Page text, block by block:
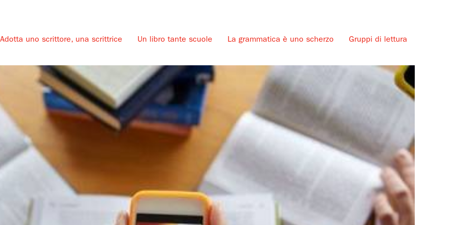
Adotta uno scrittore, una scrittrice Un libro tante scuole La grammatica è uno scherzo Gruppi di lettura